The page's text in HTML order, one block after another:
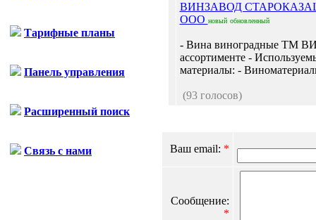
Тарифные планы
Панель управления
Расширенный поиск
Связь с нами
ВИНЗАВОД
ООО новый обновленный
- Вина виноградные ТМ
ассортименте -
материалы: -
(93 голосов)
Ваш email: *
Сообщение:
*